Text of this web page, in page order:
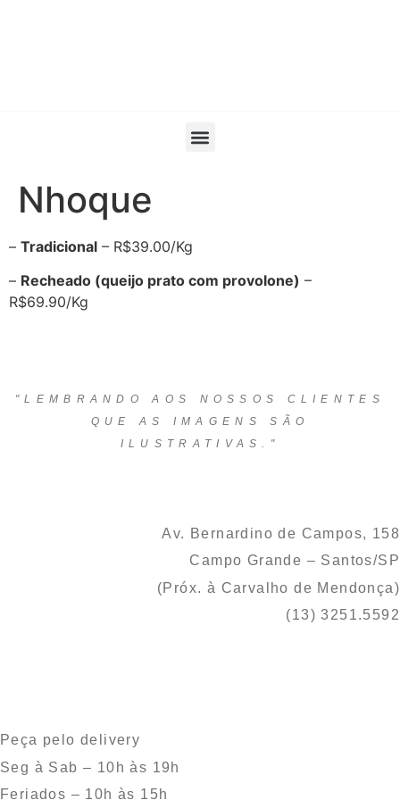
Nhoque
– Tradicional – R$39.00/Kg
– Recheado (queijo prato com provolone) –
R$69.90/Kg
"LEMBRANDO AOS NOSSOS CLIENTES
QUE AS IMAGENS SÃO
ILUSTRATIVAS."
Av. Bernardino de Campos, 158
Campo Grande – Santos/SP
(Próx. à Carvalho de Mendonça)
(13) 3251.5592
Peça pelo delivery
Seg à Sab – 10h às 19h
Feriados – 10h às 15h